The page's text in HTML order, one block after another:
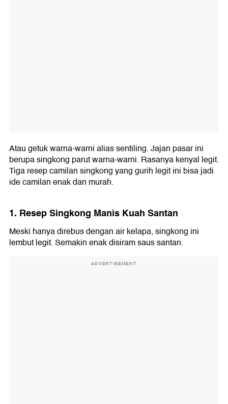
Atau getuk warna-warni alias sentiling. Jajan pasar ini
berupa singkong parut warna-warni. Rasanya kenyal legit.
Tiga resep camilan singkong yang gurih legit ini bisa jadi
ide camilan enak dan murah.
1. Resep Singkong Manis Kuah Santan
Meski hanya direbus dengan air kelapa, singkong ini
lembut legit. Semakin enak disiram saus santan.
ADVERTISEMENT